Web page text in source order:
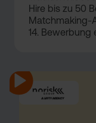
Hire bis zu 50
Matchmaking-
14. Bewerbung